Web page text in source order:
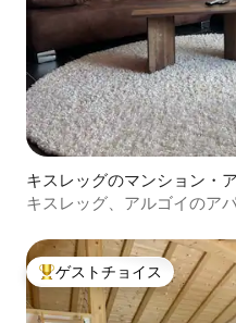
キスレッグのマンション・
キスレッグ、アルゴイのア
大好評のゲストチョイスで
ゲストチョイス